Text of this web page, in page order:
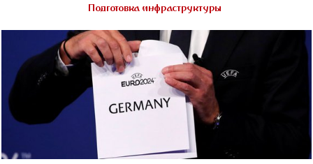
Подготовка инфраструктуры